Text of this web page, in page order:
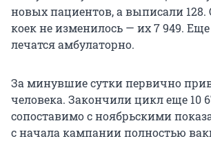
новых пациентов, а выписали 128.
коек не изменилось — их 7 949. Еще
лечатся амбулаторно.
За минувшие сутки первично
человека. Закончили цикл еще 10
сопоставимо с ноябрьскими
с начала кампании полностью